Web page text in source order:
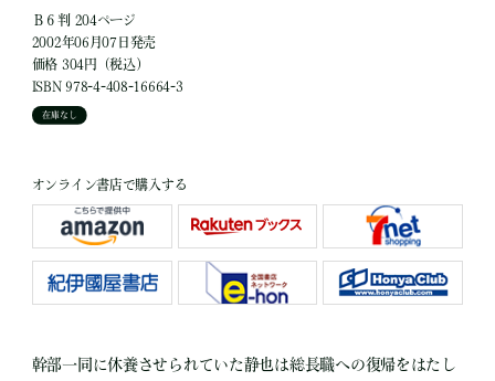
Ｂ６判 204ページ
2002年06月07日発売
価格 304円（税込）
ISBN 978-4-408-16664-3
在庫なし
オンライン書店で購入する
幹部一同に休養させられていた静也は総長職への復帰をはたし